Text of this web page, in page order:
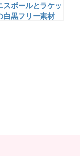
スボールとラケッ
白黒フリー素材